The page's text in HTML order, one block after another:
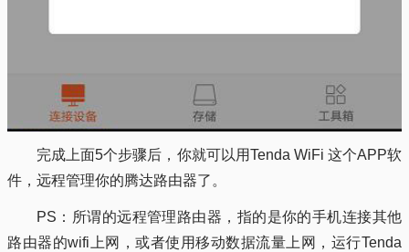
完成上面5个步骤后，你就可以用Tenda WiFi 这个APP软
件，远程管理你的腾达路由器了。
PS：所谓的远程管理路由器，指的是你的手机连接其他
路由器的wifi上网，或者使用移动数据流量上网，运行Tenda